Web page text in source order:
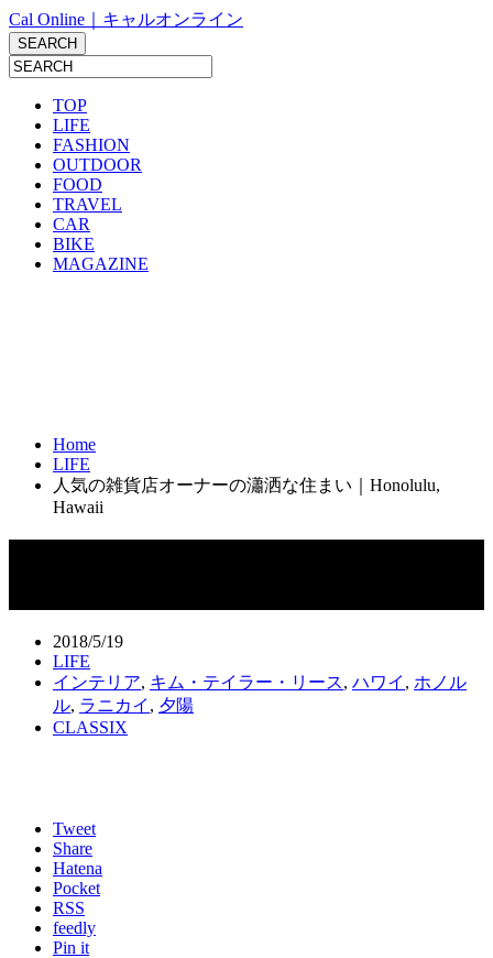
Cal Online｜キャルオンライン
TOP
LIFE
FASHION
OUTDOOR
FOOD
TRAVEL
CAR
BIKE
MAGAZINE
Home
LIFE
人気の雑貨店オーナーの瀟洒な住まい｜Honolulu,
Hawaii
2018/5/19
LIFE
インテリア, キム・テイラー・リース, ハワイ , ホノル
ル, ラニカイ , 夕陽
CLASSIX
Tweet
Share
Hatena
Pocket
RSS
feedly
Pin it